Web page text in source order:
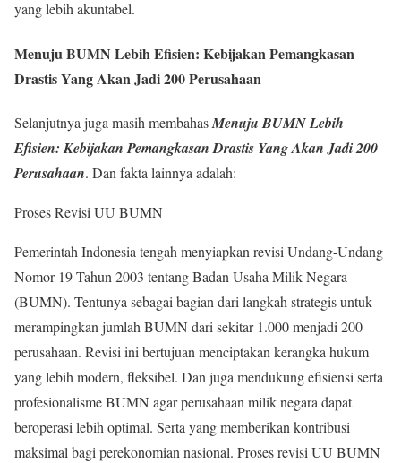
yang lebih akuntabel.
Menuju BUMN Lebih Efisien: Kebijakan Pemangkasan
Drastis Yang Akan Jadi 200 Perusahaan
Selanjutnya juga masih membahasMenuju BUMN Lebih
Efisien: Kebijakan Pemangkasan Drastis Yang Akan Jadi 200
Perusahaan. Dan fakta lainnya adalah:
Proses Revisi UU BUMN
Pemerintah Indonesia tengah menyiapkan revisi Undang-Undang
Nomor 19 Tahun 2003 tentang Badan Usaha Milik Negara
(BUMN). Tentunya sebagai bagian dari langkah strategis untuk
merampingkan jumlah BUMN dari sekitar 1.000 menjadi 200
perusahaan. Revisi ini bertujuan menciptakan kerangka hukum
yang lebih modern, fleksibel. Dan juga mendukung efisiensi serta
profesionalisme BUMN agar perusahaan milik negara dapat
beroperasi lebih optimal. Serta yang memberikan kontribusi
maksimal bagi perekonomian nasional. Proses revisi UU BUMN